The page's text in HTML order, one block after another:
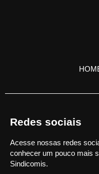
Redes sociais
Acesse nossas redes
conhecer um pouco mais
Sindicomis.